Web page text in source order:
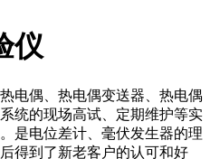
仪
偶、热电偶变送器、热电偶
统的现场高试、定期维护等实
是电位差计、毫伏发生器的理
得到了新老客户的认可和好